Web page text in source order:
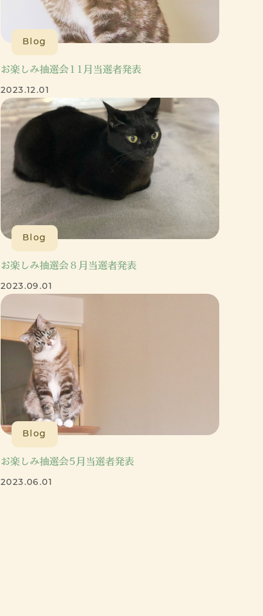
Blog
お楽しみ抽選会11月当選者発表
2023.12.01
Blog
お楽しみ抽選会８月当選者発表
2023.09.01
Blog
お楽しみ抽選会5月当選者発表
2023.06.01